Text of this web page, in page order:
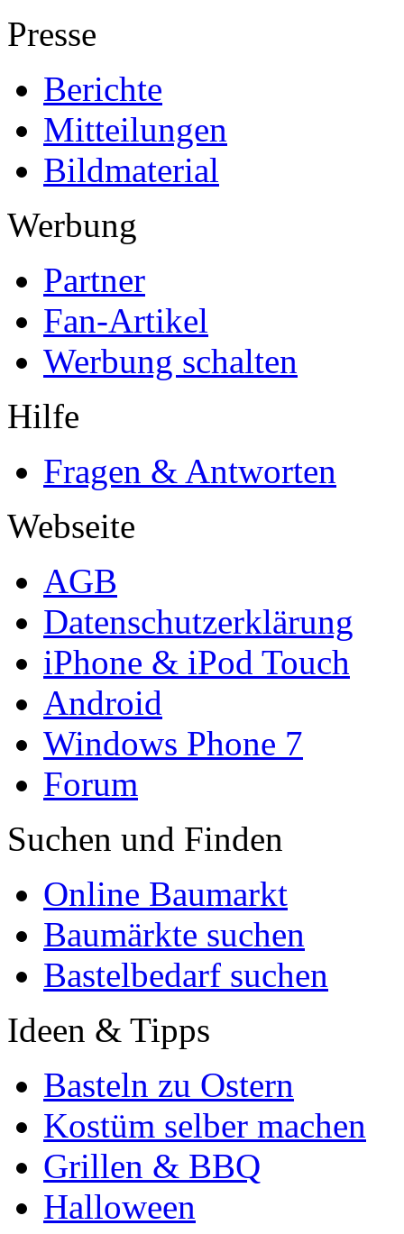
Presse
Berichte
Mitteilungen
Bildmaterial
Werbung
Partner
Fan-Artikel
Werbung schalten
Hilfe
Fragen & Antworten
Webseite
AGB
Datenschutzerklärung
iPhone & iPod Touch
Android
Windows Phone 7
Forum
Suchen und Finden
Online Baumarkt
Baumärkte suchen
Bastelbedarf suchen
Ideen & Tipps
Basteln zu Ostern
Kostüm selber machen
Grillen & BBQ
Halloween